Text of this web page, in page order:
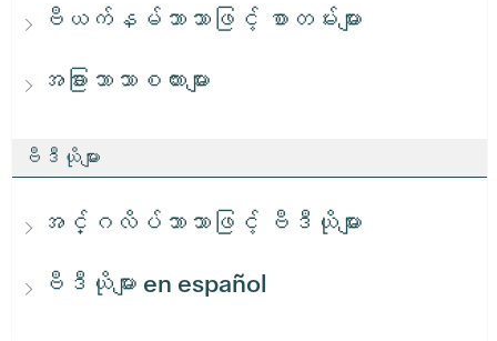
ဗီယက်နမ်ဘာသာဖြင့် စာတမ်းများ
အခြားဘာသာစကားများ
ဗီဒီယိုများ
အင်္ဂလိပ်ဘာသာဖြင့် ဗီဒီယိုများ
ဗီဒီယိုများ en español